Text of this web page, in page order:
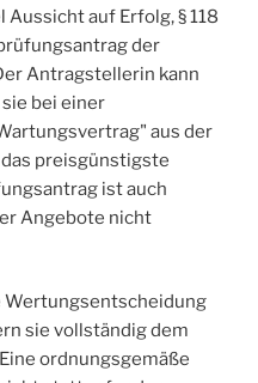
auf Erfolg, § 118
der
Antragstellerin kann
bei einer
aus der
preisgünstigste
ist auch
Angebote nicht
Wertungsentscheidung
sie vollständig dem
ordnungsgemäße